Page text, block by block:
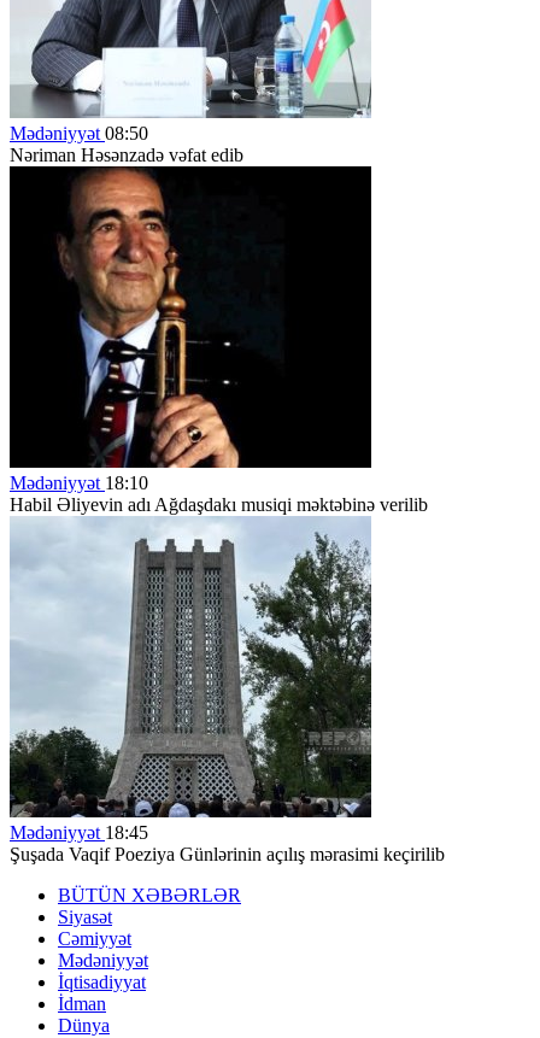
Mədəniyyət 08:50
Nəriman Həsənzadə vəfat edib
Mədəniyyət 18:10
Habil Əliyevin adı Ağdaşdakı musiqi məktəbinə verilib
Mədəniyyət 18:45
Şuşada Vaqif Poeziya Günlərinin açılış mərasimi keçirilib
BÜTÜN XƏBƏRLƏR
Siyasət
Cəmiyyət
Mədəniyyət
İqtisadiyyat
İdman
Dünya